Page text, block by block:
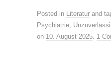
Posted in Literatur and
Psychiatrie
on 10. August 2025 1